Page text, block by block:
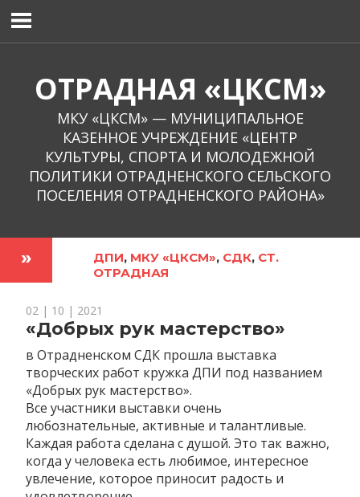
содержимому
ОТРАДНАЯ «ЦКСМ»
МКУ «ЦКСМ» — МУНИЦИПАЛЬНОЕ
КАЗЕННОЕ УЧРЕЖДЕНИЕ «ЦЕНТР
КУЛЬТУРЫ, СПОРТА И МОЛОДЕЖНОЙ
ПОЛИТИКИ ОТРАДНЕНСКОГО СЕЛЬСКОГО
ПОСЕЛЕНИЯ ОТРАДНЕНСКОГО РАЙОНА»
ДПИ, МКУ «ЦКСМ», СДК, СТ.
ОТРАДНАЯ
02 | 10 | 2021
«Добрых рук мастерство»
в Отрадненском СДК прошла выставка
творческих работ кружка ДПИ под названием
«Добрых рук мастерство».
Все участники выставки очень
любознательные, активные и талантливые.
Каждая работа сделана с душой. Это так важно,
когда у человека есть любимое, интересное
увлечение, которое приносит радость и